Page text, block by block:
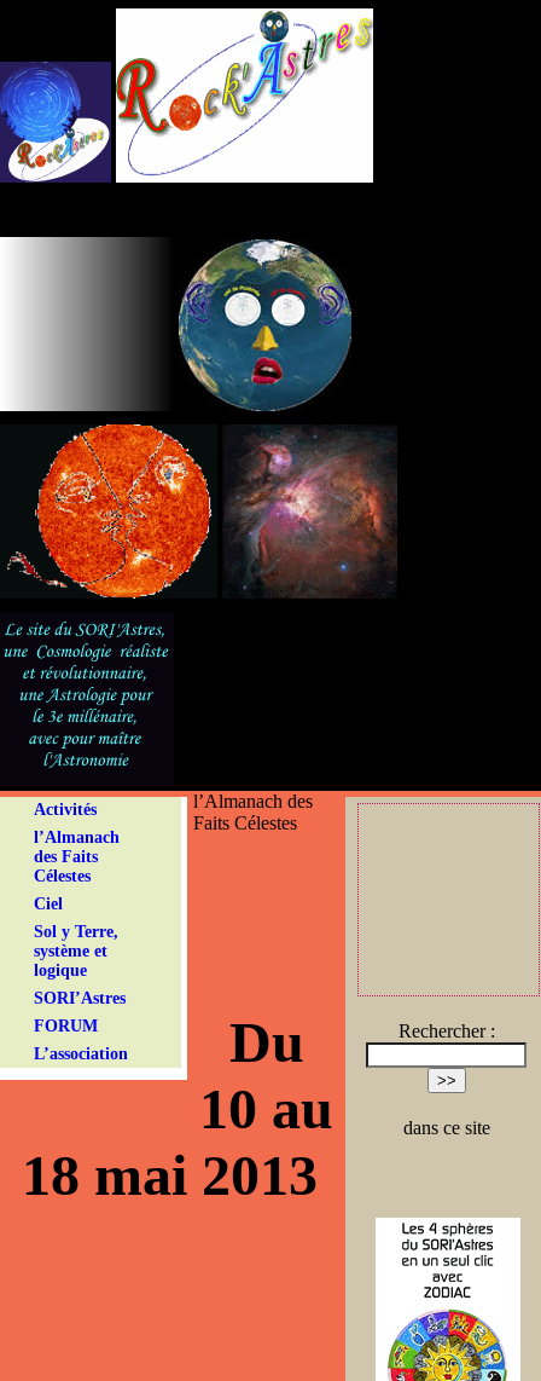
Activités
l’Almanach
des Faits
Célestes
Ciel
Sol y Terre,
système et
logique
SORI’Astres
FORUM
L’association
Rechercher :
dans ce site
l’Almanach des
Faits Célestes
Du
10 au
18 mai 2013
Panneau de gestion des cookies